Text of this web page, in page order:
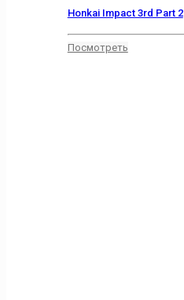
Honkai Impact 3rd Part 2
Посмотреть